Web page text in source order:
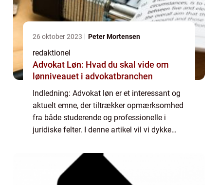
26 oktober 2023 Peter Mortensen
redaktionel
Advokat Løn: Hvad du skal vide om
lønniveauet i advokatbranchen
Indledning: Advokat løn er et interessant og
aktuelt emne, der tiltrækker opmærksomhed
fra både studerende og professionelle i
juridiske felter. I denne artikel vil vi dykke
hvad der er vigtigt at vide, hvis ...